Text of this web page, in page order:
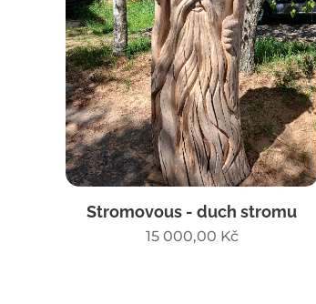
Stromovous - duch stromu
15 000,00 Kč